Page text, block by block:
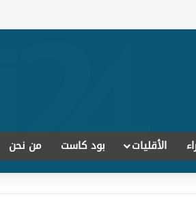
الأقليات بود كاست من نحن